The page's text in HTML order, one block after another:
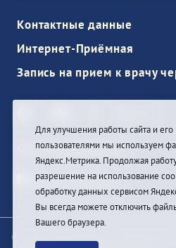
Контактные данные
Интернет-Приёмная
Запись на прием к врачу
Ouvrir une session
© При цитировании информации
Для улучшения работы сайта и его
пользователями мы используем
Яндекс.Метрика. Продолжая
разрешение на использование
обработку данных сервисом
Вы всегда можете отключить
Вашего браузера.